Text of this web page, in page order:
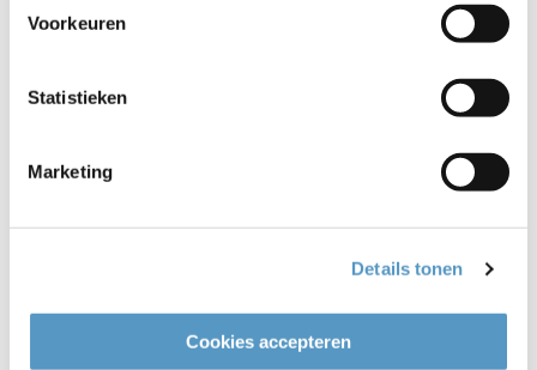
Voorkeuren
Statistieken
Marketing
Details tonen
Cookies accepteren
of gemeenten aan hen gesteld worden. Als jij of jouw
organisatie vragen hebben of graag eens van gedachten
Leeuwen via adviesraad@welzijnskwartier.nl.
Heb je, na dit gelezen te hebben, ook zin om je bij
Adviesraad Welzijnskwartier te voegen? Dat kan!